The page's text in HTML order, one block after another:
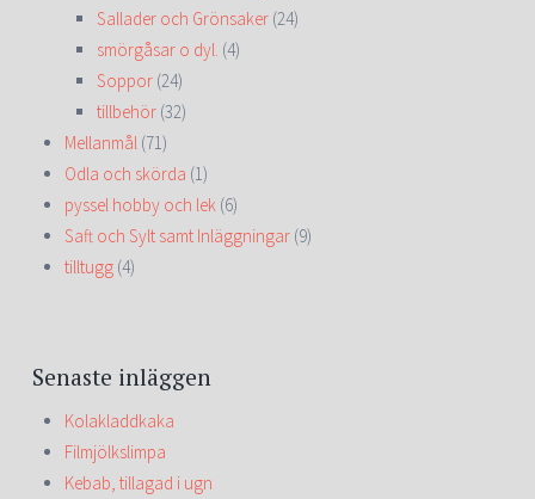
Sallader och Grönsaker (24)
smörgåsar o dyl. (4)
Soppor (24)
tillbehör (32)
Mellanmål (71)
Odla och skörda (1)
pyssel hobby och lek (6)
Saft och Sylt samt Inläggningar (9)
tilltugg (4)
Senaste inläggen
Kolakladdkaka
Filmjölkslimpa
Kebab, tillagad i ugn